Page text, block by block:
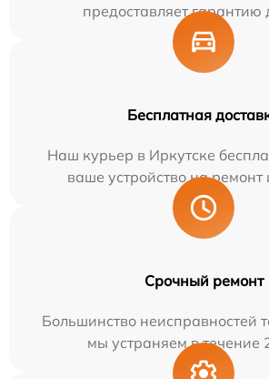
предоставляет гарантию
Бесплатная
Наш курьер в Иркутске
ваше устройство на ремонт
Срочный ремонт
Большинство неисправностей
мы устраняем в течение